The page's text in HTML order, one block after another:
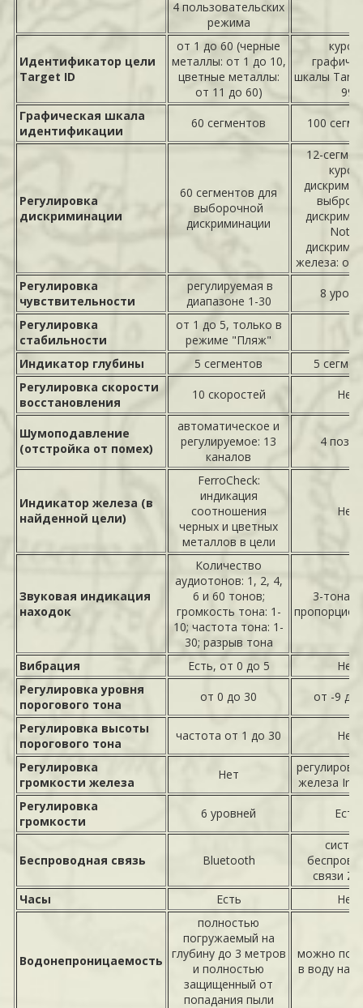
4 пользовательских
режима
Идентификатор цели
Target ID
от 1 до 60 (черные
металлы: от 1 до 10,
цветные металлы:
от 11 до 60)
шкалы
99
Графическая шкала
идентификации
60 сегментов 100
Регулировка
дискриминации
60 сегментов для
выборочной
дискриминации
12-
железа: от
Регулировка
чувствительности
регулируемая в
диапазоне 1-30
8
Регулировка
стабильности
от 1 до 5, только в
режиме "Пляж"
Индикатор глубины
5 сегментов
5
Регулировка скорости
восстановления
10 скоростей Нет
Шумоподавление
(отстройка от помех)
автоматическое и
регулируемое: 13
каналов
4
Индикатор железа (в
найденной цели)
FerroCheck:
индикация
соотношения
черных и цветных
металлов в цели
Нет
Звуковая индикация
находок
Количество
аудиотонов: 1, 2, 4,
6 и 60 тонов;
громкость тона: 1-
10; частота тона: 1-
30; разрыв тона
3-
Вибрация Есть, от 0 до 5
Нет
Регулировка уровня
порогового тона
от 0 до 30 от -9 до
Регулировка высоты
порогового тона
частота от 1 до 30 Нет
Регулировка
громкости железа
Нет
железа
Регулировка
громкости
6 уровней Есть
Беспроводная связь Bluetooth
связи Z-
Часы
Есть Нет
Водонепроницаемость
полностью
погружаемый на
глубину до 3 метров
и полностью
защищенный от
попадания пыли
можно
в воду на